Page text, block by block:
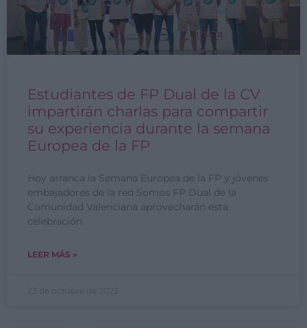
Estudiantes de FP Dual de la CV
impartirán charlas para compartir
su experiencia durante la semana
Europea de la FP
Hoy arranca la Semana Europea de la FP y jóvenes
embajadores de la red Somos FP Dual de la
Comunidad Valenciana aprovecharán esta
celebración
LEER MÁS »